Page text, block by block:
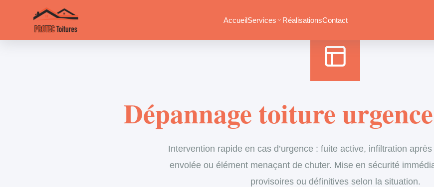
AccueilServices RéalisationsContact
Dépannage toiture
Intervention rapide en cas d’urgence : fuite active, infiltration
envolée ou élément menaçant de chuter. Mise en sécurité
provisoires ou définitives selon la situation.